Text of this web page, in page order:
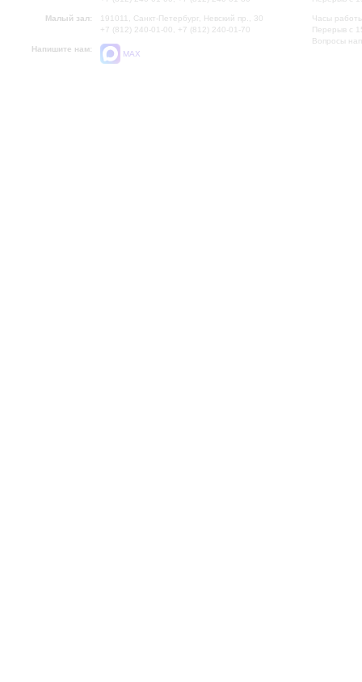
Малый зал:
191011, Санкт-Петербург, Невский пр., 30
+7 (812) 240-01-00, +7 (812) 240-01-70
Напишите нам:
MAX
Часы
Перерыв с
Вопросы